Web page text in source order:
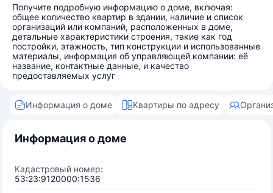
Получите подробную информацию о доме, включая:
общее количество квартир в здании, наличие и список
организаций или компаний, расположенных в доме,
детальные характеристики строения, такие как год
постройки, этажность, тип конструкции и использованные
материалы, информация об управляющей компании: её
название, контактные данные, и качество
предоставляемых услуг
Информация о доме Квартиры по адресу
Информация о доме
Кадастровый номер:
53:23:9120000:1536